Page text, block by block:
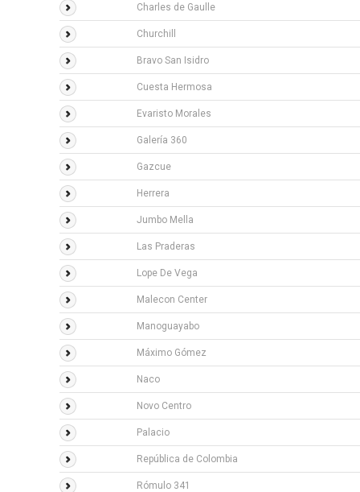
Charles de Gaulle
Churchill
Bravo San Isidro
Cuesta Hermosa
Evaristo Morales
Galería 360
Gazcue
Herrera
Jumbo Mella
Las Praderas
Lope De Vega
Malecon Center
Manoguayabo
Máximo Gómez
Naco
Novo Centro
Palacio
República de Colombia
Rómulo 341